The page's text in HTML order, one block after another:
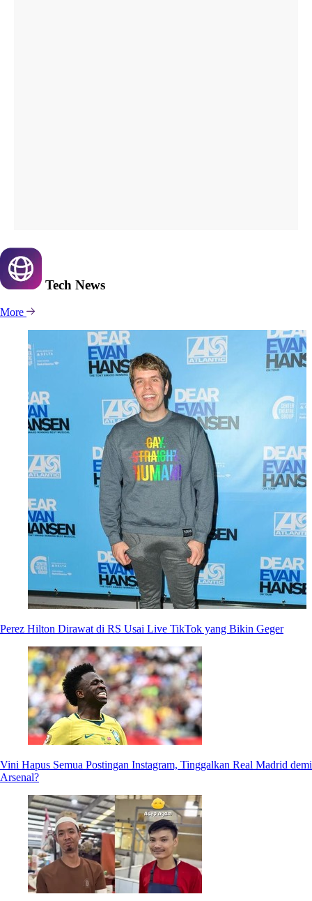
Tech News
More
Perez Hilton Dirawat di RS Usai Live TikTok yang Bikin Geger
Vini Hapus Semua Postingan Instagram, Tinggalkan Real Madrid demi
Arsenal?